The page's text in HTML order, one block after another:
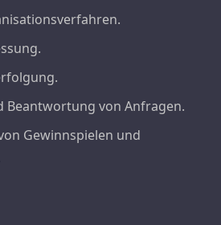
Beantwortung von Anfragen.
Gewinnspielen und